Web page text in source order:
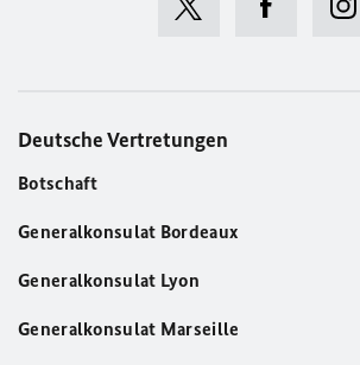
Deutsche Vertretungen
Botschaft
Generalkonsulat Bordeaux
Generalkonsulat Lyon
Generalkonsulat Marseille